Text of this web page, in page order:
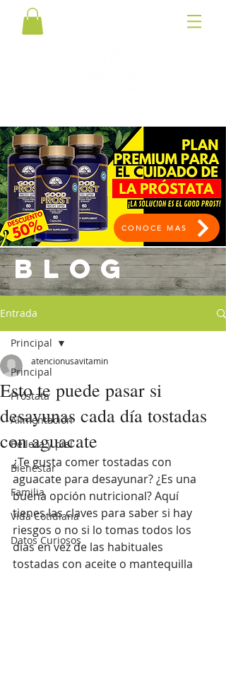
CONOCE MAS
BLOG
Entrada
Principal
Próstata
Alimentación
Belleza y piel
Bienestar
Familia
Vida Cotidiana
Datos Curiosos
Principal
Esto te puede pasar si
desayunas cada día tostadas
con aguacate
atencionusavitamin
¿Te gusta comer tostadas con
aguacate para desayunar? ¿Es una
buena opción nutricional? Aquí
tienes las claves para saber si hay
riesgos o no si lo tomas todos los
días en vez de las habituales
tostadas con aceite o mantequilla